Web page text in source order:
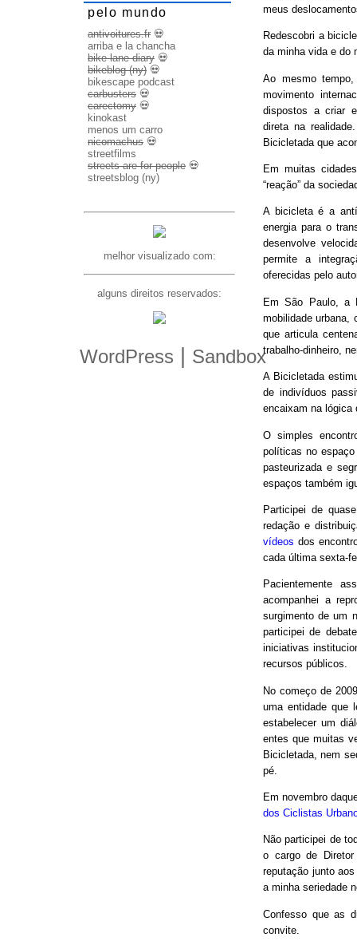
meus
Redescobri a
da minha vida e do
Ao mesmo
movimento
dispostos a criar
direta na
Bicicletada que
Em muitas
“reação” da
A bicicleta é a
energia para o
desenvolve
permite a
oferecidas pelo
Em São Paulo, a
mobilidade urbana,
que articula
trabalho-dinheiro,
A Bicicletada
de indivíduos
encaixam na lógica
O simples
políticas no
pasteurizada e
espaços também
Participei de
redação e
vídeos dos
cada última sexta-
Pacientemente
acompanhei a
surgimento de um
participei de
iniciativas
recursos públicos.
No começo de
uma entidade que
estabelecer um
entes que muitas
Bicicletada, nem
pé.
Em novembro
dos Ciclistas
Não participei de
o cargo de
reputação junto
a minha seriedade
Confesso que as
convite.
pelo mundo
antivoitures.fr 💀
arriba e la chancha
bike lane diary 💀
bikeblog (ny) 💀
bikescape podcast
carbusters 💀
carectomy 💀
kinokast
menos um carro
nicomachus 💀
streetfilms
streets are for people 💀
streetsblog (ny)
melhor visualizado com:
alguns direitos reservados:
WordPress Sandbox